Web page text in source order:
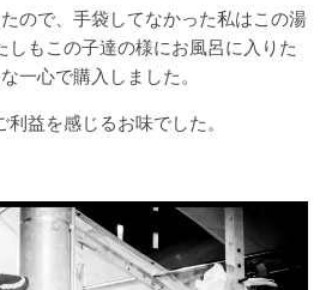
ので、手袋してなかった私はこの湯
しもこの子達の様にお風呂に入りた
一心で購入しました。
益を感じるお味でした。